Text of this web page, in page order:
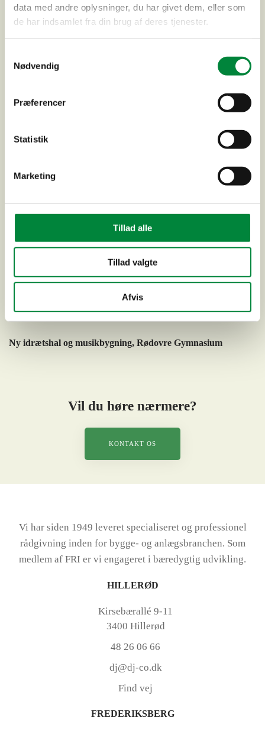
data med andre oplysninger, du har givet dem, eller som
de har indsamlet fra din brug af deres tjenester.
Nødvendig
Præferencer
Statistik
Marketing
Tillad alle
Tillad valgte
Afvis
Ny idrætshal og musikbygning, Rødovre Gymnasium
Vil du høre nærmere?
KONTAKT OS
Vi har siden 1949 leveret specialiseret og professionel
rådgivning inden for bygge- og anlægsbranchen. Som
medlem af FRI er vi engageret i bæredygtig udvikling.
HILLERØD
Kirsebærallé 9-11
3400 Hillerød
48 26 06 66
dj@dj-co.dk
Find vej
FREDERIKSBERG